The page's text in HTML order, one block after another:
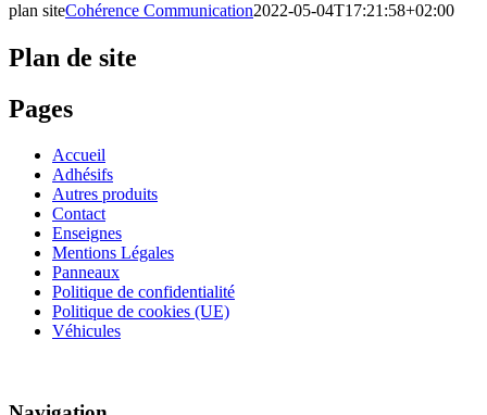
plan siteCohérence Communication2022-05-04T17:21:58+02:00
Plan de site
Pages
Accueil
Adhésifs
Autres produits
Contact
Enseignes
Mentions Légales
Panneaux
Politique de confidentialité
Politique de cookies (UE)
Véhicules